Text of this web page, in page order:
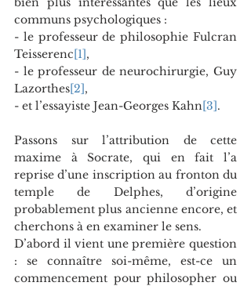
communs psychologiques :
- le professeur de philosophie Fulcran
Teisserenc[1],
- le professeur de neurochirurgie, Guy
Lazorthes[2],
- et l’essayiste Jean-Georges Kahn[3].
Passons sur l’attribution de cette
maxime à Socrate, qui en fait l’a
reprise d’une inscription au fronton du
temple de Delphes, d’origine
probablement plus ancienne encore, et
cherchons à en examiner le sens.
D’abord il vient une première question
: se connaître soi-même, est-ce un
commencement pour philosopher ou